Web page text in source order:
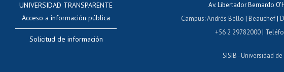
UNIVERSIDAD TRANSPARENTE
Acceso a información pública
Solicitud de información
Av. Libertador Bernardo
Campus:Andrés Bello | Beauchef|
+56 2 29782000|
SISIB -Universidad de